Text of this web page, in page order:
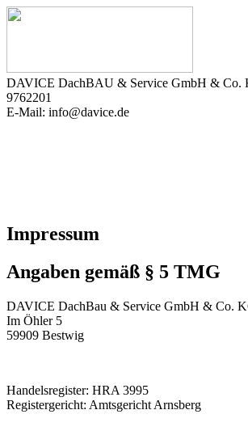
DAVICE DachBAU & Service GmbH & Co.
9762201
E-Mail: info@davice.de
Impressum
Angaben gemäß § 5 TMG
DAVICE DachBau & Service GmbH & Co.
Im Öhler 5
59909 Bestwig
Handelsregister: HRA 3995
Registergericht: Amtsgericht Arnsberg